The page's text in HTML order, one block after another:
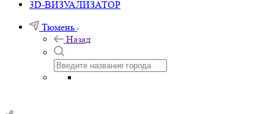
3D-ВИЗУАЛИЗАТОР
Тюмень
Назад